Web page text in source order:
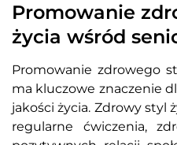
Promowanie
życia wśród
Promowanie zdrowego
ma kluczowe znaczenie
jakości życia. Zdrowy styl
regularne ćwiczenia,